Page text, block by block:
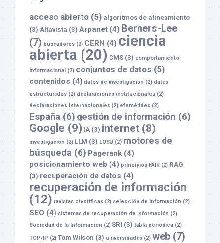
acceso abierto (5) algoritmos de alineamiento
(3) Altavista (3) Arpanet (4) Berners-Lee
(7) buscadores (2) CERN (4) ciencia
abierta (20) CMS (3) comportamiento
informacional (2) conjuntos de datos (5)
contenidos (4) datos de investigación (2) datos
estructurados (2) declaraciones institucionales (2)
declaraciones internacionales (2) efemérides (2)
España (6) gestión de información (6)
Google (9) IA (3) internet (8)
investigación (2) LLM (3) LOSU (2) motores de
búsqueda (6) Pagerank(4)
posicionamiento web (4) principios FAIR (2) RAG
(3) recuperación de datos (4)
recuperación de información
(12) revistas científicas (2) selección de información (2)
SEO (4) sistemas de recuperación de información (2)
Sociedad de la Información (2) SRI (3) tabla periódica (2)
TCP/IP (2) Tom Wilson (3) universidades (2) web (7)